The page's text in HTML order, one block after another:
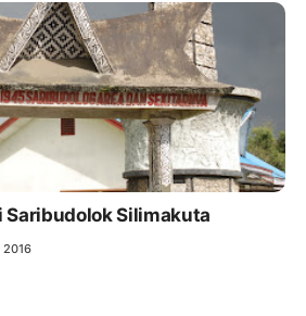
Saribudolok Silimakuta
2016